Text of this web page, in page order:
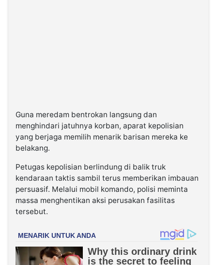
Guna meredam bentrokan langsung dan
menghindari jatuhnya korban, aparat kepolisian
yang berjaga memilih menarik barisan mereka ke
belakang.
Petugas kepolisian berlindung di balik truk
kendaraan taktis sambil terus memberikan imbauan
persuasif. Melalui mobil komando, polisi meminta
massa menghentikan aksi perusakan fasilitas
tersebut.